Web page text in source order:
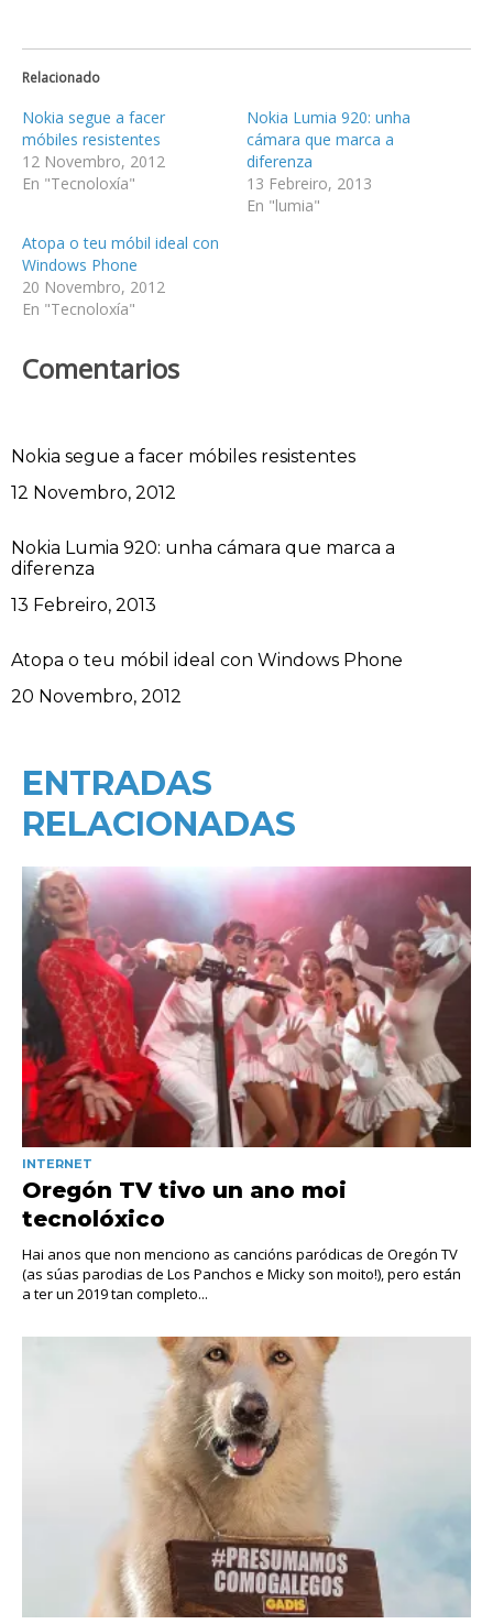
Relacionado
Nokia segue a facer
móbiles resistentes
12 Novembro, 2012
En "Tecnoloxía"
Nokia Lumia 920: unha
cámara que marca a
diferenza
13 Febreiro, 2013
En "lumia"
Atopa o teu móbil ideal con
Windows Phone
20 Novembro, 2012
En "Tecnoloxía"
Comentarios
Nokia segue a facer móbiles resistentes
Data
12 Novembro, 2012
Nokia Lumia 920: unha cámara que marca a
diferenza
Data
13 Febreiro, 2013
Atopa o teu móbil ideal con Windows Phone
Data
20 Novembro, 2012
ENTRADAS
RELACIONADAS
INTERNET
Oregón TV tivo un ano moi
tecnolóxico
Hai anos que non menciono as cancións paródicas de Oregón TV
(as súas parodias de Los Panchos e Micky son moito!), pero están
a ter un 2019 tan completo...